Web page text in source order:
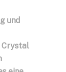
und
Crystal